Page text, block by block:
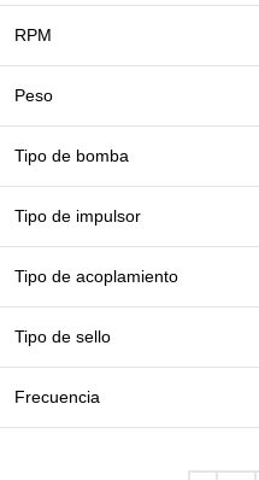
RPM
Peso
Tipo de bomba
Tipo de impulsor
Tipo de acoplamiento
Tipo de sello
Frecuencia